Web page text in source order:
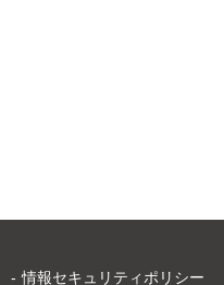
情報セキュリティポリシー